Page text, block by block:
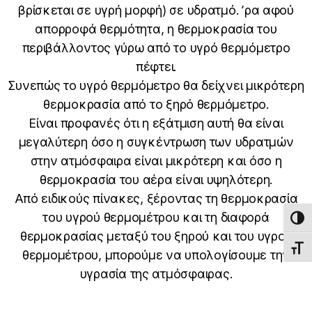
βρίσκεται σε υγρή μορφή) σε υδρατμό. ʼρα αφού
απορροφά θερμότητα, η θερμοκρασία του
περιβάλλοντος γύρω από το υγρό θερμόμετρο
πέφτει.
Συνεπώς το υγρό θερμόμετρο θα δείχνει μικρότερη
θερμοκρασία από το ξηρό θερμόμετρο.
Είναι προφανές ότι η εξάτμιση αυτή θα είναι
μεγαλύτερη όσο η συγκέντρωση των υδρατμών
στην ατμόσφαιρα είναι μικρότερη και όσο η
θερμοκρασία του αέρα είναι υψηλότερη.
Από ειδικούς πίνακες, ξέροντας τη θερμοκρασία
του υγρού θερμομέτρου και τη διαφορά
θερμοκρασίας μεταξύ του ξηρού και του υγρού
θερμομέτρου, μπορούμε να υπολογίσουμε την
υγρασία της ατμόσφαιρας.